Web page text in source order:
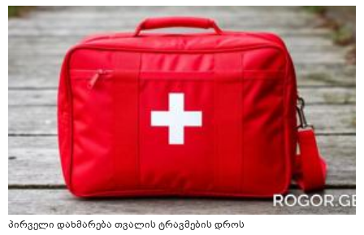
პირველი დახმარება თვალის ტრავმების დროს